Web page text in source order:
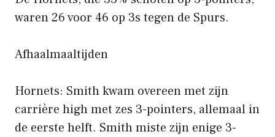
waren 26 voor 46 op 3s tegen de Spurs.
Afhaalmaaltijden
Hornets: Smith kwam overeen met zijn
carrière high met zes 3-pointers, allemaal in
de eerste helft. Smith miste zijn enige 3-